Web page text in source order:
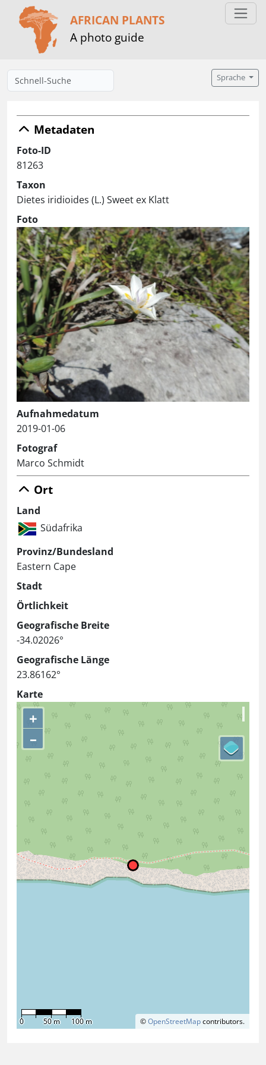
AFRICAN PLANTS
A photo guide
Sprache
Metadaten
Foto-ID
81263
Taxon
Dietes iridioides (L.) Sweet ex Klatt
Foto
Aufnahmedatum
2019-01-06
Fotograf
Marco Schmidt
Ort
Land
Südafrika
Provinz/Bundesland
Eastern Cape
Stadt
Örtlichkeit
Geografische Breite
-34.02026°
Geografische Länge
23.86162°
Karte
+
–
©OpenStreetMapcontributors.
0 50 m 100 m